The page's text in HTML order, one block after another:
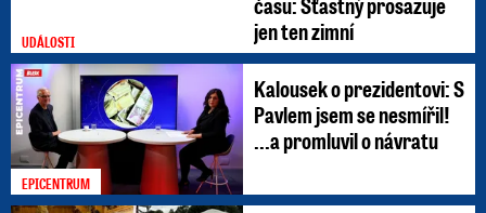
UDÁLOSTI
jen ten zimní
EPICENTRUM
Kalousek o prezidentovi: S
Pavlem jsem se nesmířil!
...a promluvil o návratu